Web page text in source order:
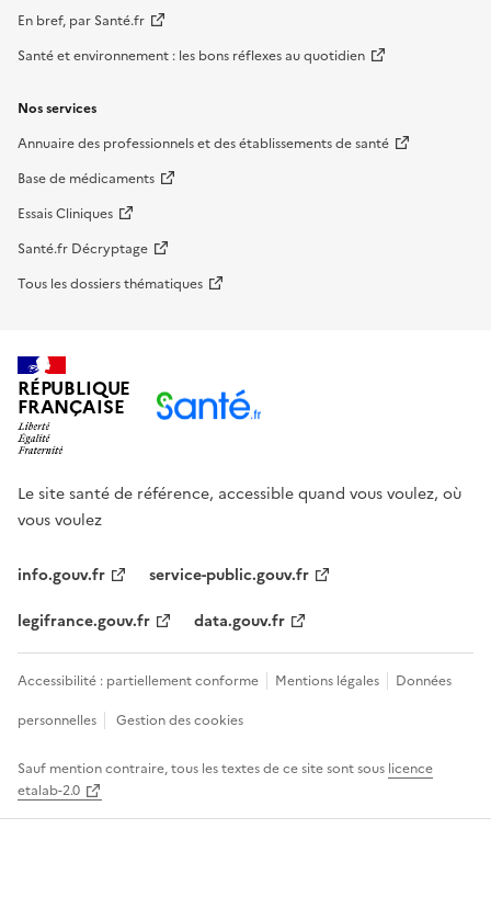
En bref, par Santé.fr
Santé et environnement : les bons réflexes au quotidien
Nos services
Annuaire des professionnels et des établissements de santé
Base de médicaments
Essais Cliniques
Santé.fr Décryptage
Tous les dossiers thématiques
RÉPUBLIQUE
FRANÇAISE
Le site santé de référence, accessible quand vous voulez, où
vous voulez
info.gouv.fr
service-public.gouv.fr
legifrance.gouv.fr
data.gouv.fr
Accessibilité : partiellement conforme Mentions légales
Données
personnelles
Gestion des cookies
Sauf mention contraire, tous les textes de ce site sont sous licence
etalab-2.0